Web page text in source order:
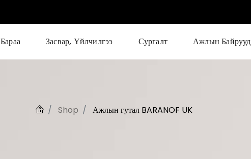
Бараа Засвар, Үйлчилгээ Сургалт Ажлын Байрууд
Shop Ажлын гутал BARANOF UK